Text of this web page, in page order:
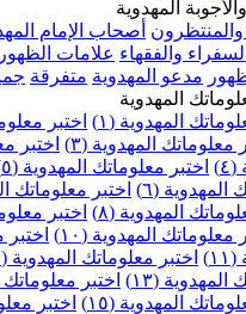
الإمام المهدي عليه
علامات الظهور عصر الغيبة
متفرقة جميع الأسئلة
(١)
اختبر معلوماتك المهدوية
(٣)
اختبر معلوماتك
المهدوية (٥)
اختبر
اختبر معلوماتك المهدوية (٧)
(٨)
اختبر معلوماتك المهدوية
(١٠)
اختبر معلوماتك
المهدوية (١٢)
اختبر
اختبر معلوماتك المهدوية (١٤)
اختبر معلوماتك المهدوية